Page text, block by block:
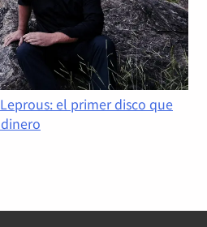
el primer disco que